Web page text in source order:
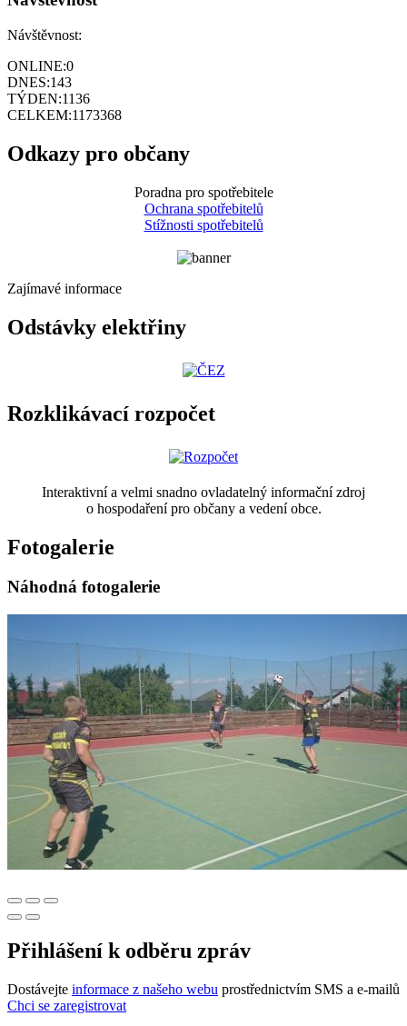
Návštěvnost:
ONLINE:0
DNES:143
TÝDEN:1136
CELKEM:1173368
Odkazy pro občany
Poradna pro spotřebitele
Ochrana spotřebitelů
Stížnosti spotřebitelů
Zajímavé informace
Odstávky elektřiny
Rozklikávací rozpočet
Interaktivní a velmi snadno ovladatelný informační zdroj
o hospodaření pro občany a vedení obce.
Fotogalerie
Náhodná fotogalerie
Přihlášení k odběru zpráv
Dostávejte informace z našeho webu prostřednictvím SMS a e-mailů
Chci se zaregistrovat